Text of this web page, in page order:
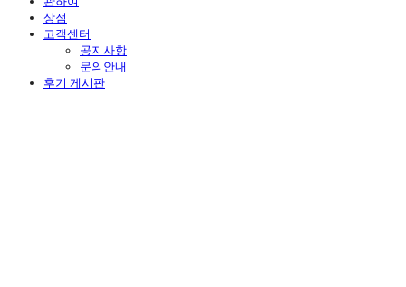
상점
고객센터
공지사항
문의안내
후기 게시판